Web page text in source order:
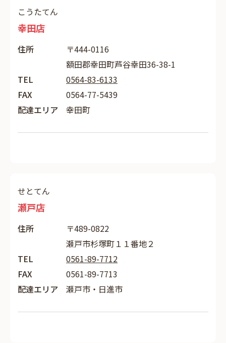
こうたてん
幸田店
住所
〒444-0116
額田郡幸田町芦谷幸田36-38-1
TEL
0564-83-6133
FAX
0564-77-5439
配達エリア
幸田町
せとてん
瀬戸店
住所
〒489-0822
瀬戸市杉塚町１１番地２
TEL
0561-89-7712
FAX
0561-89-7713
配達エリア
瀬戸市・日進市